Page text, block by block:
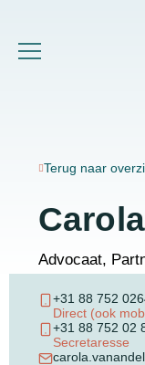
Terug naar
Advocaat,
+31 88 752
Direct (ook
+31 88 752 02
Secretaresse